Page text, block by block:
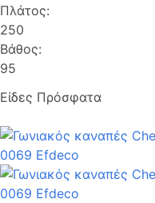
Πλάτος:
250
Βάθος:
95
Είδες Πρόσφατα